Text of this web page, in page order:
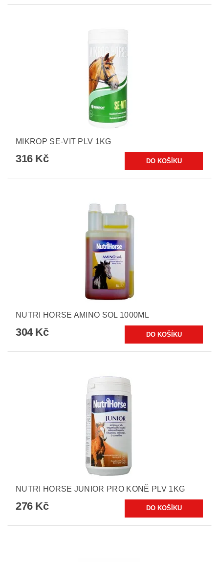
MIKROP SE-VIT PLV 1KG
316 Kč
NUTRI HORSE AMINO SOL 1000ML
304 Kč
NUTRI HORSE JUNIOR PRO KONĚ PLV 1KG
276 Kč